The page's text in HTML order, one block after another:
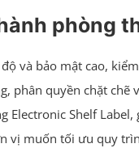
phòng
và bảo mật cao,
phân quyền chặt
Shelf
muốn tối ưu quy